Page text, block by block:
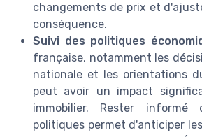
changements de prix et
conséquence.
Suivi des politiques
française, notamment les
nationale et les orientations
peut avoir un impact
immobilier. Rester informé
politiques permet d'anticiper